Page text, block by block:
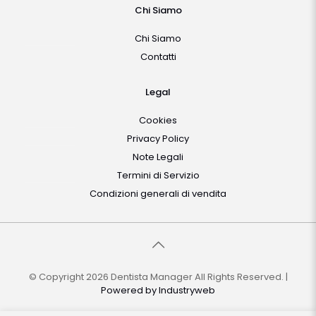
Chi Siamo
Chi Siamo
Contatti
Legal
Cookies
Privacy Policy
Note Legali
Termini di Servizio
Condizioni generali di vendita
© Copyright 2026 Dentista Manager All Rights Reserved. |
Powered byIndustryweb